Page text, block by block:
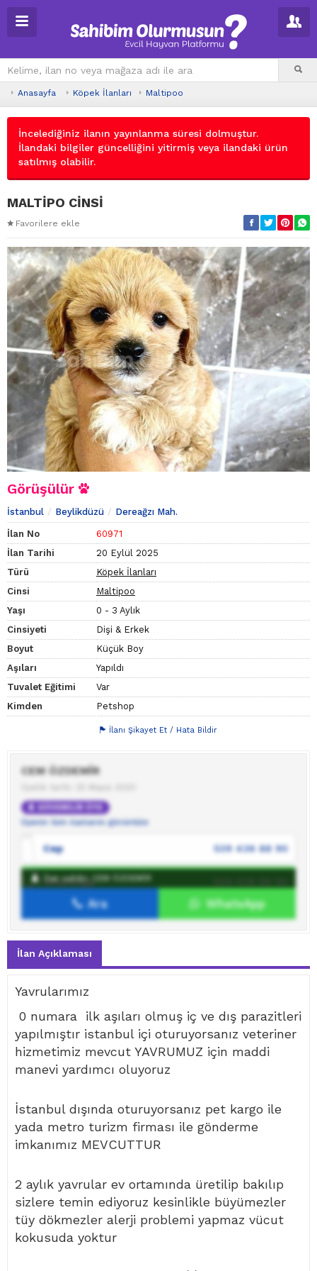
Anasayfa Köpek İlanları Maltipoo
İncelediğiniz ilanın yayınlanma süresi dolmuştur.
İlandaki bilgiler güncelliğini yitirmiş veya ilandaki ürün
satılmış olabilir.
MALTİPO CİNSİ
Favorilere ekle
Görüşülür
İstanbul Beylikdüzü Dereağzı Mah.
İlan No
60971
İlan Tarihi
20 Eylül 2025
Türü
Köpek İlanları
Cinsi
Maltipoo
Yaşı
0 - 3 Aylık
Cinsiyeti
Dişi & Erkek
Boyut
Küçük Boy
Aşıları
Yapıldı
Tuvalet Eğitimi
Var
Kimden
Petshop
İlanı Şikayet Et / Hata Bildir
CEM ÖZDEMİR
Üyenin tüm ilanlarını görüntüle
Cep 539 436 88 90
WhatsApp
İlan sahibine mesaj gönder
İlan sahibi: CEM ÖZDEMİR
Ara WhatsApp
İlan Açıklaması
Yavrularımız
0 numara ilk aşıları olmuş iç ve dış parazitleri
yapılmıştır istanbul içi oturuyorsanız veteriner
hizmetimiz mevcut YAVRUMUZ için maddi
manevi yardımcı oluyoruz
İstanbul dışında oturuyorsanız pet kargo ile
yada metro turizm firması ile gönderme
imkanımız MEVCUTTUR
2 aylık yavrular ev ortamında üretilip bakılıp
sizlere temin ediyoruz kesinlikle büyümezler
tüy dökmezler alerji problemi yapmaz vücut
kokusuda yoktur